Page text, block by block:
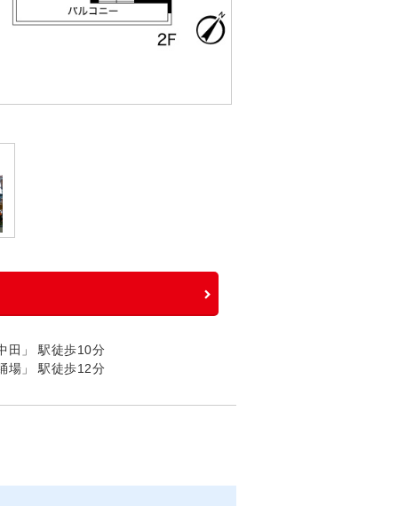
田」 駅徒歩10分
場」 駅徒歩12分